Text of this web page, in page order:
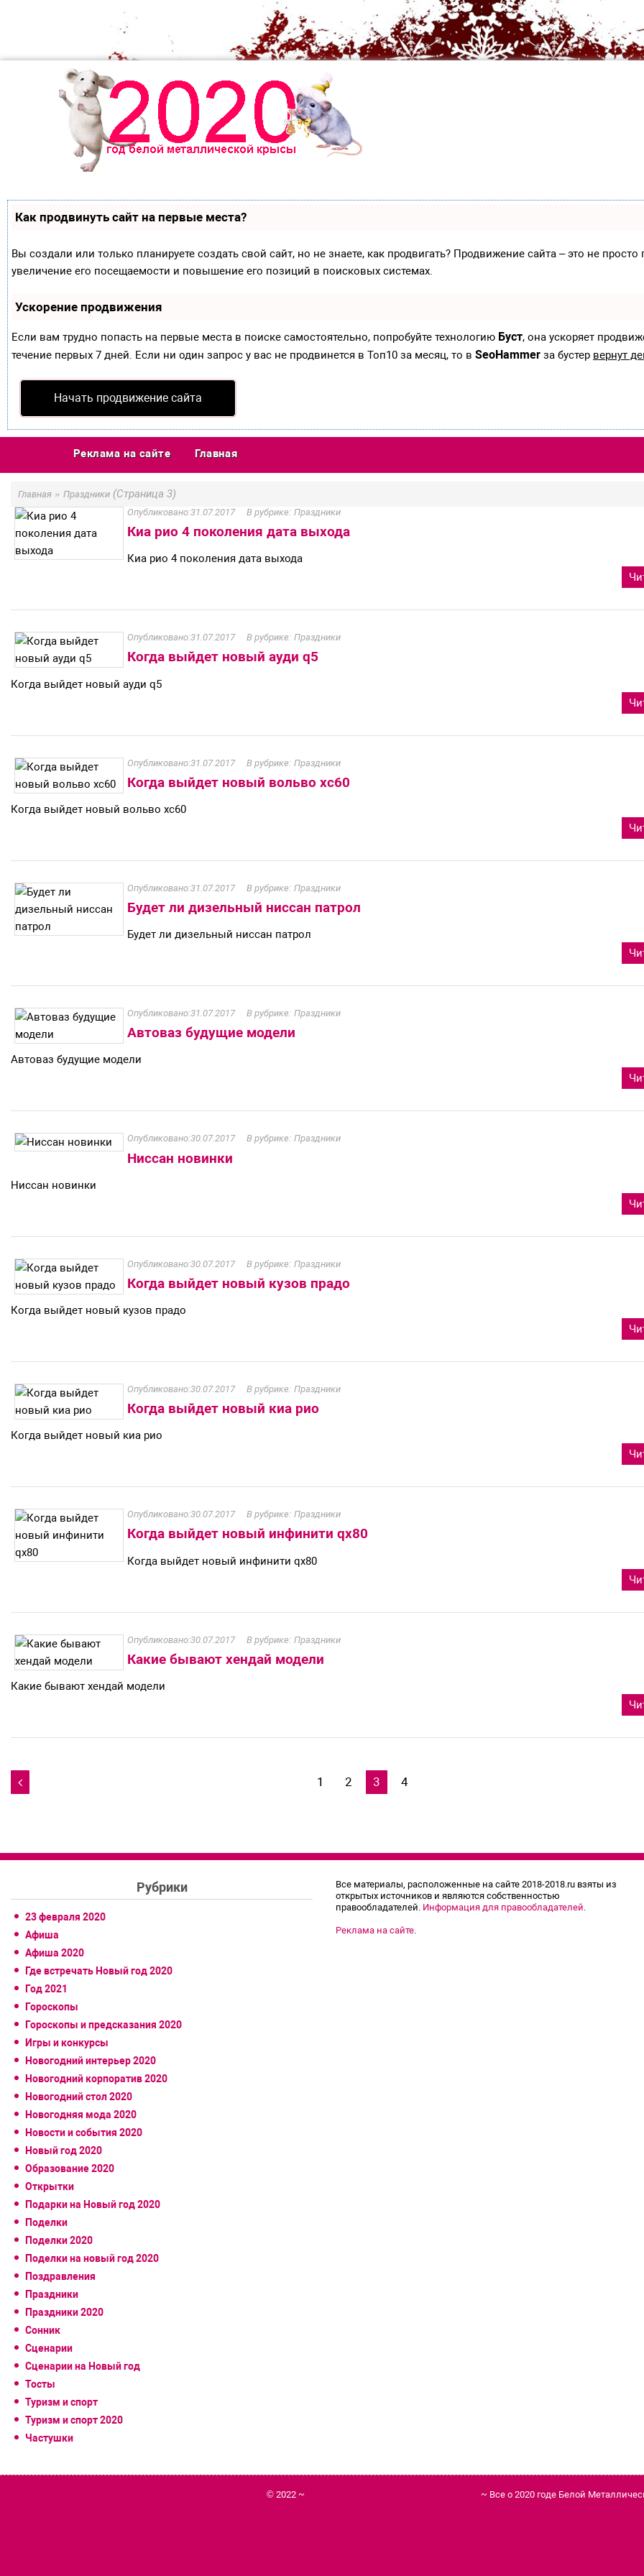
Как продвинуть сайт на первые места?
Вы создали или только планируете создать свой сайт, но не знаете, как продвигать? Продвижение сайта – это не
увеличение его посещаемости и повышение его позиций в поисковых системах.
Ускорение продвижения
Если вам трудно попасть на первые места в поиске самостоятельно, попробуйте технологию Буст, она ускоряет
течение первых 7 дней. Если ни один запрос у вас не продвинется в Топ10 за месяц, то в SeoHammer за бустер вернут
Начать продвижение сайта
Реклама на сайте Главная
Главная » Праздники (Страница 3)
31.07.2017 Праздники
Киа рио 4 поколения дата выхода
Киа рио 4 поколения дата выхода
31.07.2017 Праздники
Когда выйдет новый ауди q5
Когда выйдет новый ауди q5
31.07.2017 Праздники
Когда выйдет новый вольво xc60
Когда выйдет новый вольво xc60
31.07.2017 Праздники
Будет ли дизельный ниссан патрол
Будет ли дизельный ниссан патрол
31.07.2017 Праздники
Автоваз будущие модели
Автоваз будущие модели
30.07.2017 Праздники
Ниссан новинки
Ниссан новинки
30.07.2017 Праздники
Когда выйдет новый кузов прадо
Когда выйдет новый кузов прадо
30.07.2017 Праздники
Когда выйдет новый киа рио
Когда выйдет новый киа рио
30.07.2017 Праздники
Когда выйдет новый инфинити qx80
Когда выйдет новый инфинити qx80
30.07.2017 Праздники
Какие бывают хендай модели
Какие бывают хендай модели
Навигация
 1 2 3 4
Рубрики
23 февраля 2020
Афиша
Афиша 2020
Где встречать Новый год 2020
Год 2021
Гороскопы
Гороскопы и предсказания 2020
Игры и конкурсы
Новогодний интерьер 2020
Новогодний корпоратив 2020
Новогодний стол 2020
Новогодняя мода 2020
Новости и события 2020
Новый год 2020
Образование 2020
Открытки
Подарки на Новый год 2020
Поделки
Поделки 2020
Поделки на новый год 2020
Поздравления
Праздники
Праздники 2020
Сонник
Сценарии
Сценарии на Новый год
Тосты
Туризм и спорт
Туризм и спорт 2020
Частушки
Все материалы, расположенные на сайте 2018-2018.ru взяты из
открытых источников и являются собственностью
правообладателей. Информация для правообладателей
Реклама на сайте.
© 2022 ~ ~ Все о 2020 годе Белой